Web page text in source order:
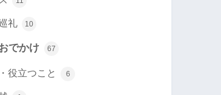
礼 10
でかけ 67
役立つこと 6